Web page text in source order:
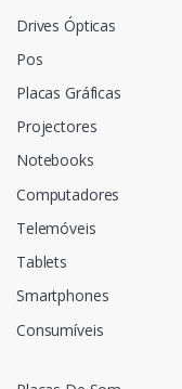
Drives Ópticas
Pos
Placas Gráficas
Projectores
Notebooks
Computadores
Telemóveis
Tablets
Smartphones
Consumíveis